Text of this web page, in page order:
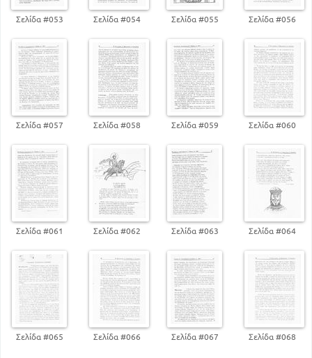
Λεξιλόγιο
Βιογραφίες Συγγραφέων
279
Σελίδα #053 Σελίδα #054 Σελίδα #055 Σελίδα #056
Σελίδα #057 Σελίδα #058 Σελίδα #059 Σελίδα #060
Σελίδα #061 Σελίδα #062 Σελίδα #063 Σελίδα #064
Σελίδα #065 Σελίδα #066 Σελίδα #067 Σελίδα #068